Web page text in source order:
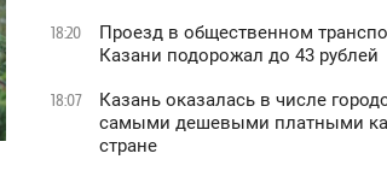
18:20
Проезд в общественном
Казани подорожал до 43 рублей
18:07
Казань оказалась в числе
самыми дешевыми платными
стране